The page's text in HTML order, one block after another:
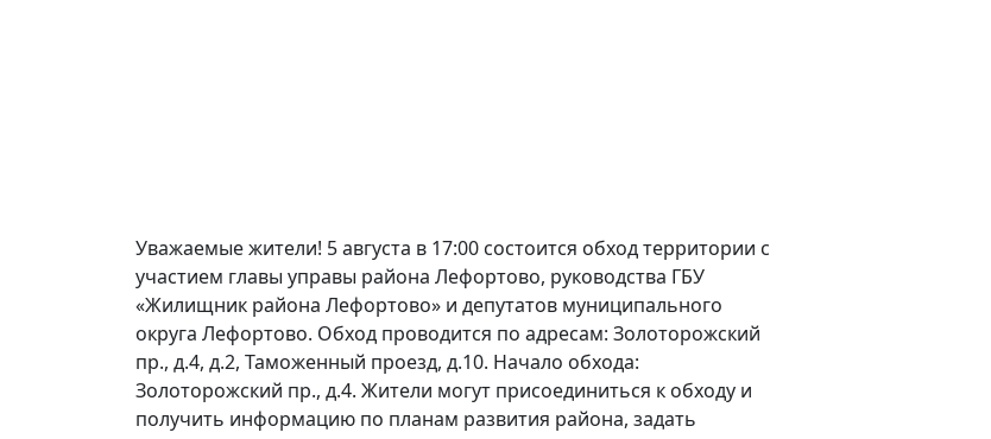
Уважаемые жители! 5 августа в 17:00 состоится обход территории с
участием главы управы района Лефортово, руководства ГБУ
«Жилищник района Лефортово» и депутатов муниципального
округа Лефортово. Обход проводится по адресам: Золоторожский
пр., д.4, д.2, Таможенный проезд, д.10. Начало обхода:
Золоторожский пр., д.4. Жители могут присоединиться к обходу и
получить информацию по планам развития района, задать